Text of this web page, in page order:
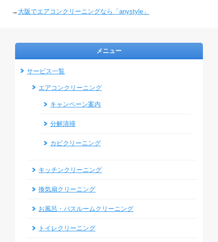
→ 大阪でエアコンクリーニングなら「anystyle」
メニュー
サービス一覧
エアコンクリーニング
キャンペーン案内
分解清掃
カビクリーニング
キッチンクリーニング
換気扇クリーニング
お風呂・バスルームクリーニング
トイレクリーニング